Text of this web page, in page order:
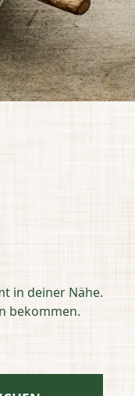
in deiner Nähe.
bekommen.